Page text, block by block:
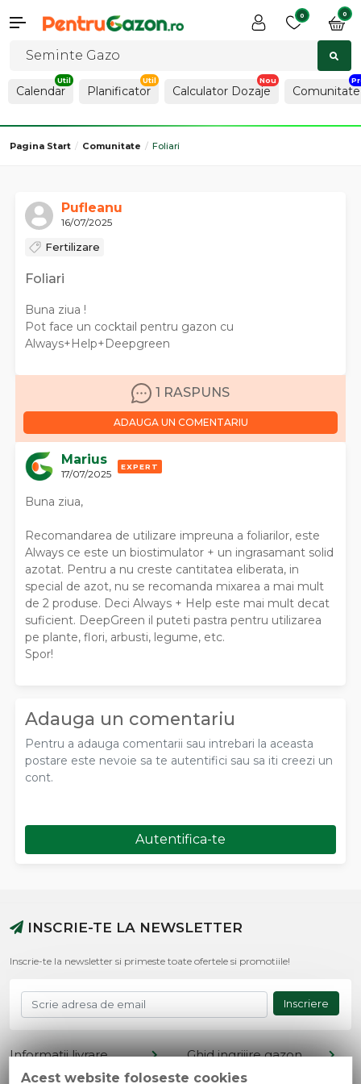
0 0
Calendar Planificator Calculator Dozaje Comunitate
Pagina Start Comunitate Foliari
Pufleanu
16/07/2025
Fertilizare
Foliari
Buna ziua !
Pot face un cocktail pentru gazon cu
Always+Help+Deepgreen
1 RASPUNS
ADAUGA UN COMENTARIU
Marius
17/07/2025
EXPERT
Buna ziua,
Recomandarea de utilizare impreuna a foliarilor, este
Always ce este un biostimulator + un ingrasamant solid
azotat. Pentru a nu creste cantitatea eliberata, in
special de azot, nu se recomanda mixarea a mai mult
de 2 produse. Deci Always + Help este mai mult decat
suficient. DeepGreen il puteti pastra pentru utilizarea
pe plante, flori, arbusti, legume, etc.
Spor!
Adauga un comentariu
Pentru a adauga comentarii sau intrebari la aceasta
postare este nevoie sa te autentifici sau sa iti creezi un
cont.
Autentifica-te
INSCRIE-TE LA NEWSLETTER
Inscrie-te la newsletter si primeste toate ofertele si promotiile!
Inscriere
Informatii livrare
Termeni si conditii
Ghid ingrijire gazon
Retur produse
Acest website foloseste cookies